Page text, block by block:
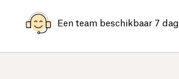
Een team beschikbaar 7